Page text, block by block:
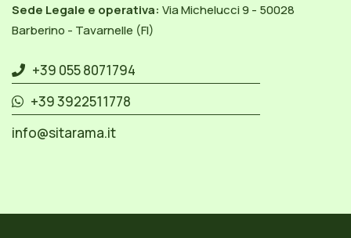
Sede Legale e operativa: Via Michelucci 9 - 50028
Barberino - Tavarnelle (FI)
+39 055 8071794
+39 3922511778
info@sitarama.it